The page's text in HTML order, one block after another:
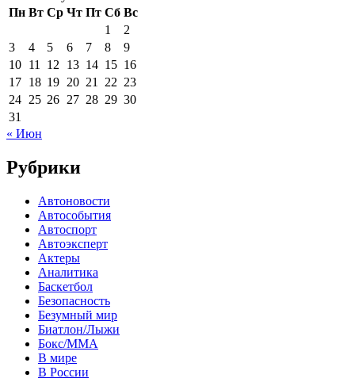
Пн Вт Ср Чт Пт Сб Вс
1
2
3
4 5 6 7 8
9
10 11 12 13 14 15 16
17 18 19 20 21 22 23
24 25 26 27 28 29 30
31
« Июн
Рубрики
Автоновости
Автособытия
Автоспорт
Автоэксперт
Актеры
Аналитика
Баскетбол
Безопасность
Безумный мир
Биатлон/Лыжи
Бокс/MMA
В мире
В России